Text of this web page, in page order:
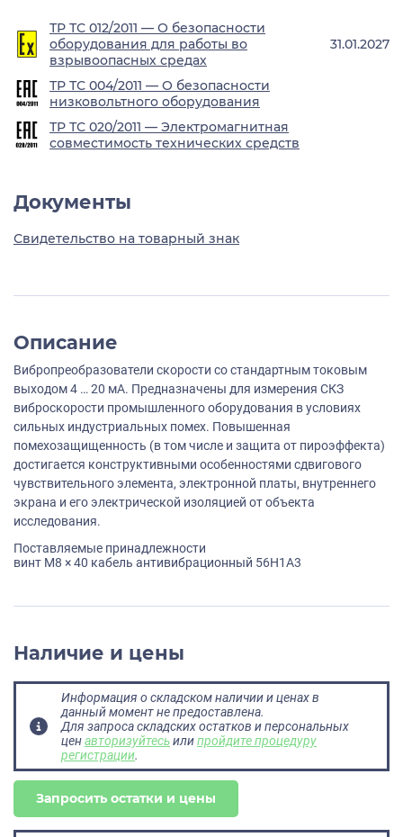
ТР ТС 012/2011 — О безопасности
оборудования для работы во
взрывоопасных средах
31.01.2027
ТР ТС 004/2011 — О безопасности
низковольтного оборудования
ТР ТС 020/2011 — Электромагнитная
совместимость технических средств
Документы
Свидетельство на товарный знак
Описание
Вибропреобразователи скорости со стандартным токовым
выходом 4 … 20 мА. Предназначены для измерения СКЗ
виброскорости промышленного оборудования в условиях
сильных индустриальных помех. Повышенная
помехозащищенность (в том числе и защита от пироэффекта)
достигается конструктивными особенностями сдвигового
чувствительного элемента, электронной платы, внутреннего
экрана и его электрической изоляцией от объекта
исследования.
Поставляемые принадлежности
винт M8 × 40 кабель антивибрационный 56H1A3
Наличие и цены
Информация о складском наличии и ценах в
данный момент не предоставлена.
Для запроса складских остатков и персональных
ценавторизуйтесьилипройдите процедуру
регистрации.
Запросить остатки и цены